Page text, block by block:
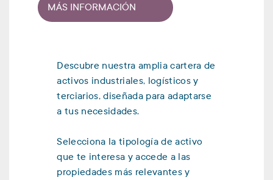
MÁS INFORMACIÓN
Descubre nuestra amplia cartera de
activos industriales, logísticos y
terciarios, diseñada para adaptarse
a tus necesidades.
Selecciona la tipología de activo
que te interesa y accede a las
propiedades más relevantes y